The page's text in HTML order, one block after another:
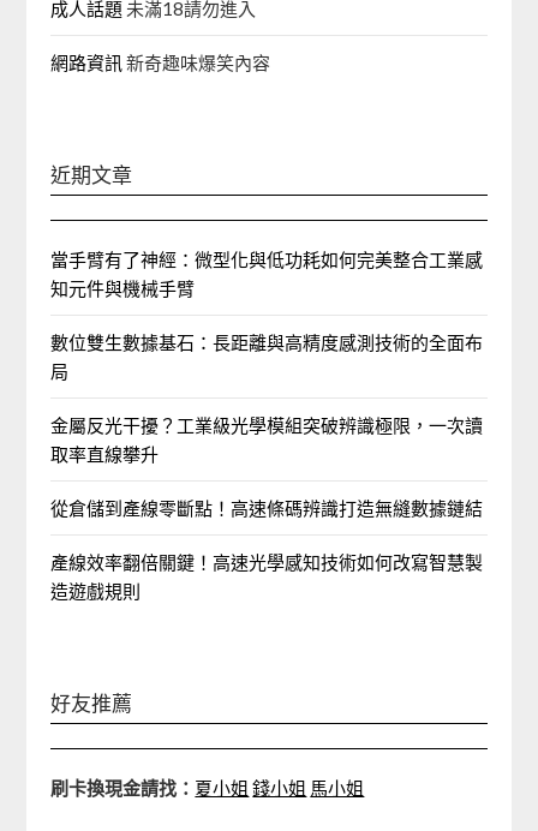
成人話題 未滿18請勿進入
網路資訊 新奇趣味爆笑內容
近期文章
當手臂有了神經：微型化與低功耗如何完美整合工業感
知元件與機械手臂
數位雙生數據基石：長距離與高精度感測技術的全面布
局
金屬反光干擾？工業級光學模組突破辨識極限，一次讀
取率直線攀升
從倉儲到產線零斷點！高速條碼辨識打造無縫數據鏈結
產線效率翻倍關鍵！高速光學感知技術如何改寫智慧製
造遊戲規則
好友推薦
刷卡換現金請找： 夏小姐 錢小姐 馬小姐